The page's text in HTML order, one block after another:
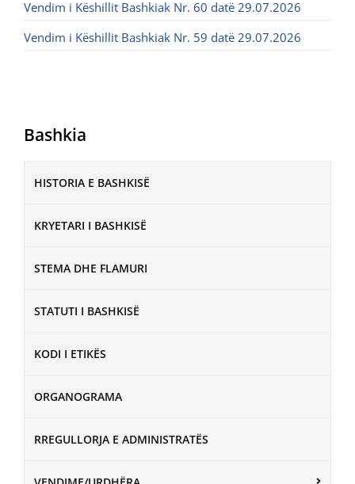
Bashkia
HISTORIA E BASHKISË
KRYETARI I BASHKISË
STEMA DHE FLAMURI
STATUTI I BASHKISË
KODI I ETIKËS
ORGANOGRAMA
RREGULLORJA E ADMINISTRATËS
Vendim i Këshillit Bashkiak Nr. 60 datë 29.07.2026
Vendim i Këshillit Bashkiak Nr. 59 datë 29.07.2026